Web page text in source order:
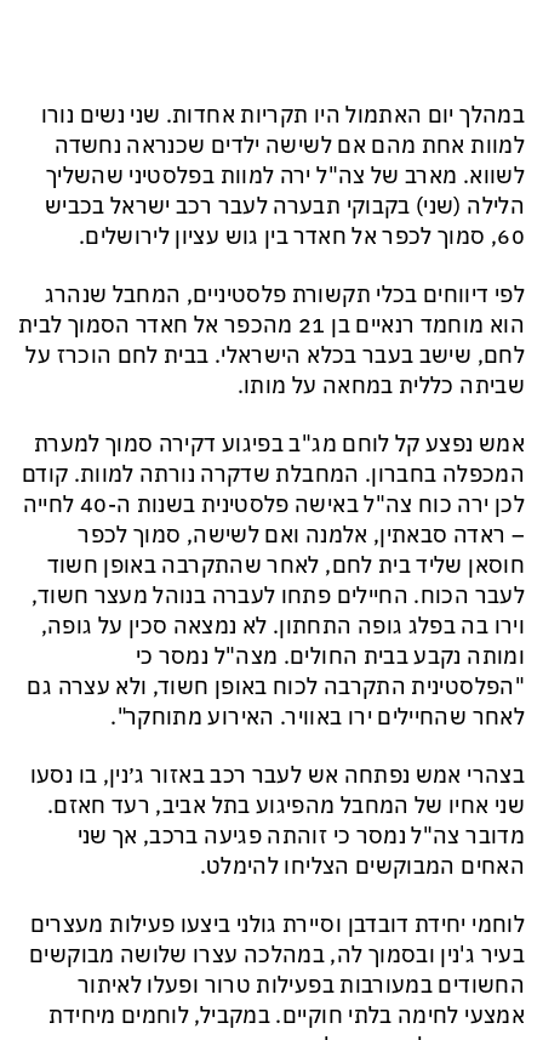
במהלך יום האתמול היו תקריות אחדות. שני נשים נורו
למוות אחת מהם אם לשישה ילדים שכנראה נחשדה
לשווא. מארב של צה"ל ירה למוות בפלסטיני שהשליך
הלילה (שני) בקבוקי תבערה לעבר רכב ישראל בכביש
60, סמוך לכפר אל חאדר בין גוש עציון לירושלים.
לפי דיווחים בכלי תקשורת פלסטיניים, המחבל שנהרג
הוא מוחמד רנאיים בן 21 מהכפר אל חאדר הסמוך לבית
לחם, שישב בעבר בכלא הישראלי. בבית לחם הוכרז על
שביתה כללית במחאה על מותו.
אמש נפצע קל לוחם מג"ב בפיגוע דקירה סמוך למערת
המכפלה בחברון. המחבלת שדקרה נורתה למוות. קודם
לכן ירה כוח צה"ל באישה פלסטינית בשנות ה-40 לחייה
– ראדה סבאתין, אלמנה ואם לשישה, סמוך לכפר
חוסאן שליד בית לחם, לאחר שהתקרבה באופן חשוד
לעבר הכוח. החיילים פתחו לעברה בנוהל מעצר חשוד,
וירו בה בפלג גופה התחתון. לא נמצאה סכין על גופה,
ומותה נקבע בבית החולים. מצה"ל נמסר כי
"הפלסטינית התקרבה לכוח באופן חשוד, ולא עצרה גם
לאחר שהחיילים ירו באוויר. האירוע מתוחקר".
בצהרי אמש נפתחה אש לעבר רכב באזור ג׳נין, בו נסעו
שני אחיו של המחבל מהפיגוע בתל אביב, רעד חאזם.
מדובר צה"ל נמסר כי זוהתה פגיעה ברכב, אך שני
האחים המבוקשים הצליחו להימלט.
לוחמי יחידת דובדבן וסיירת גולני ביצעו פעילות מעצרים
בעיר ג'נין ובסמוך לה, במהלכה עצרו שלושה מבוקשים
החשודים במעורבות בפעילות טרור ופעלו לאיתור
אמצעי לחימה בלתי חוקיים. במקביל, לוחמים מיחידת